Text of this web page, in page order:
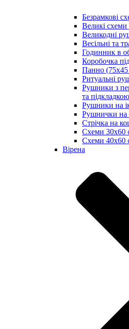
Безрамкові
Великі
Великодні
Весільні та
Годинник в
Коробочка
Панно
Ритуальні
Рушники з
та підкладкою
Рушники на
Рушнички на
Стрічка на
Схеми 30х60
Схеми 40х60
Вірена